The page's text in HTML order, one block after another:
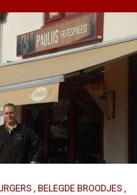
BELEGDE BROODJES